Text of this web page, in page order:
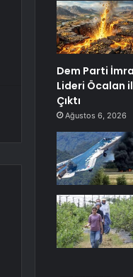
Dem Parti
Lideri Öcalan
Çıktı
Ağustos 6, 2026